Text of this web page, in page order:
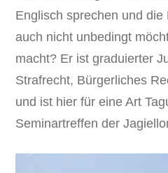
Englisch sprechen und
auch nicht unbedingt
macht? Er ist graduierter
Strafrecht, Bürgerliches
und ist hier für eine Art
Seminartreffen der